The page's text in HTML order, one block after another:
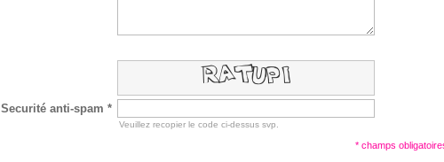
Securité anti-spam *
Veuillez recopier le code ci-dessus svp.
* champs